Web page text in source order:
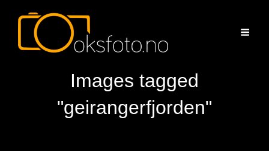
Images tagged
"geirangerfjorden"